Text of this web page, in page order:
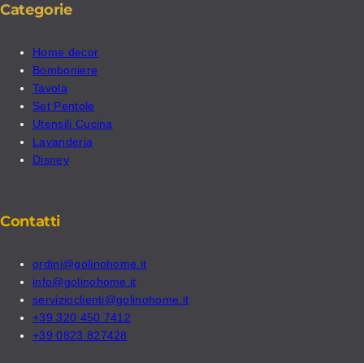
Categorie
Home decor
Bomboniere
Tavola
Set Pentole
Utensili Cucina
Lavanderia
Disney
Contatti
ordini@golinohome.it
info@golinohome.it
servizioclienti@golinohome.it
+39 320 450 7412
+39 0823 827428